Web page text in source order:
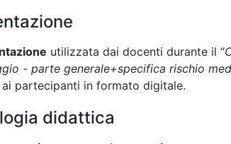
utilizzata dai docenti durante il “
- parte generale+specifica rischio
partecipanti in formato digitale.
didattica